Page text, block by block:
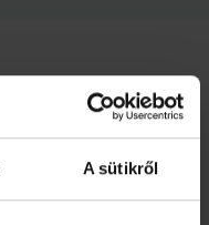
A sütikről
7 M
0